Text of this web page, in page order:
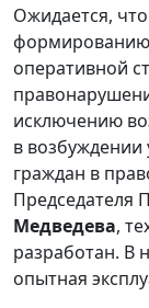
Ожидается,
оперативной
исключению
в возбуждении
граждан в
Председателя
Медведева,
разработан. В
опытная